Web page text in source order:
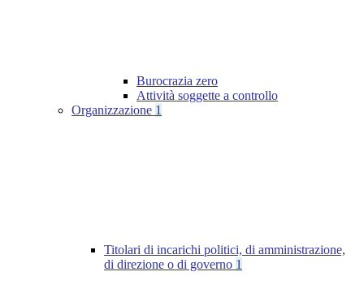
Burocrazia zero
Attività soggette a controllo
Organizzazione 1
Titolari di incarichi politici, di amministrazione,
di direzione o di governo 1